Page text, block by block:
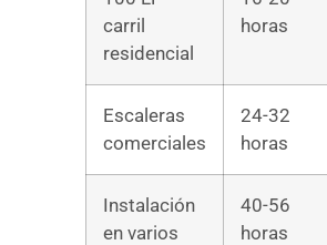
carril
residencial
horas
Escaleras
comerciales
24-32
horas
Instalación
en varios
40-56
horas